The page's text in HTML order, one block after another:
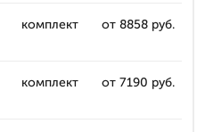
комплект от 8858 руб.
комплект от 7190 руб.